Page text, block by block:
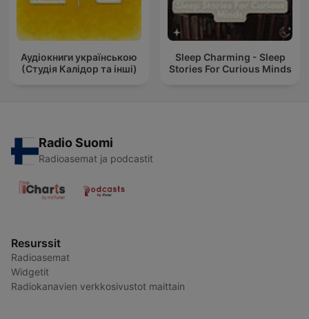
Аудіокниги українською
(Студія Калідор та інші)
Sleep Charming - Sleep
Stories For Curious Minds
Radio Suomi
Radioasemat ja podcastit
Resurssit
Radioasemat
Widgetit
Radiokanavien verkkosivustot maittain